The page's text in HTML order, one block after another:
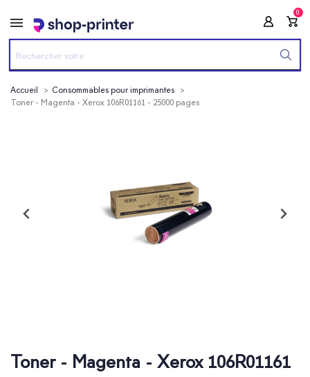
0
Accueil
Consommables pour imprimantes
Toner - Magenta - Xerox 106R01161 - 25000 pages
Toner - Magenta - Xerox 106R01161